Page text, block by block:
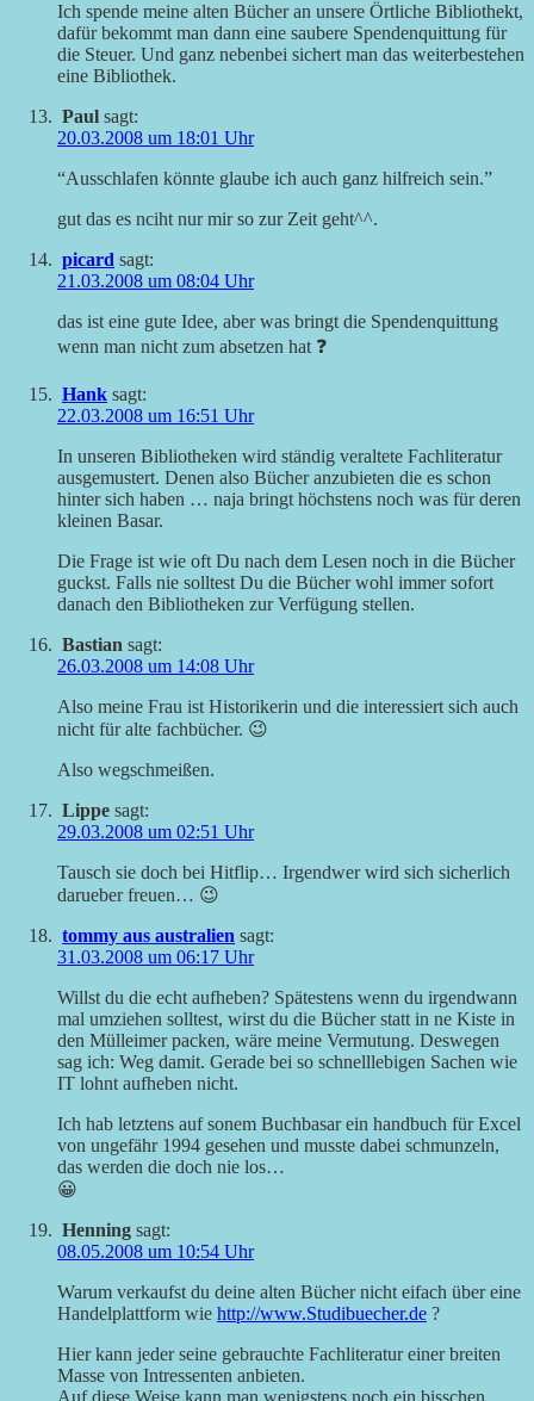
Ich spende meine alten Bücher an unsere Örtliche Bibliothekt,
dafür bekommt man dann eine saubere Spendenquittung für
die Steuer. Und ganz nebenbei sichert man das weiterbestehen
eine Bibliothek.
Paul sagt:
20.03.2008 um 18:01 Uhr
“Ausschlafen könnte glaube ich auch ganz hilfreich sein.”
gut das es nciht nur mir so zur Zeit geht^^.
picard sagt:
21.03.2008 um 08:04 Uhr
das ist eine gute Idee, aber was bringt die Spendenquittung
wenn man nicht zum absetzen hat ❓
Hank sagt:
22.03.2008 um 16:51 Uhr
In unseren Bibliotheken wird ständig veraltete Fachliteratur
ausgemustert. Denen also Bücher anzubieten die es schon
hinter sich haben … naja bringt höchstens noch was für deren
kleinen Basar.
Die Frage ist wie oft Du nach dem Lesen noch in die Bücher
guckst. Falls nie solltest Du die Bücher wohl immer sofort
danach den Bibliotheken zur Verfügung stellen.
Bastian sagt:
26.03.2008 um 14:08 Uhr
Also meine Frau ist Historikerin und die interessiert sich auch
nicht für alte fachbücher. 😉
Also wegschmeißen.
Lippe sagt:
29.03.2008 um 02:51 Uhr
Tausch sie doch bei Hitflip… Irgendwer wird sich sicherlich
darueber freuen… 😉
tommy aus australien sagt:
31.03.2008 um 06:17 Uhr
Willst du die echt aufheben? Spätestens wenn du irgendwann
mal umziehen solltest, wirst du die Bücher statt in ne Kiste in
den Mülleimer packen, wäre meine Vermutung. Deswegen
sag ich: Weg damit. Gerade bei so schnelllebigen Sachen wie
IT lohnt aufheben nicht.
Ich hab letztens auf sonem Buchbasar ein handbuch für Excel
von ungefähr 1994 gesehen und musste dabei schmunzeln,
das werden die doch nie los…
😀
Henning sagt:
08.05.2008 um 10:54 Uhr
Warum verkaufst du deine alten Bücher nicht eifach über eine
Handelplattform wie http://www.Studibuecher.de ?
Hier kann jeder seine gebrauchte Fachliteratur einer breiten
Masse von Intressenten anbieten.
Auf diese Weise kann man wenigstens noch ein bisschen